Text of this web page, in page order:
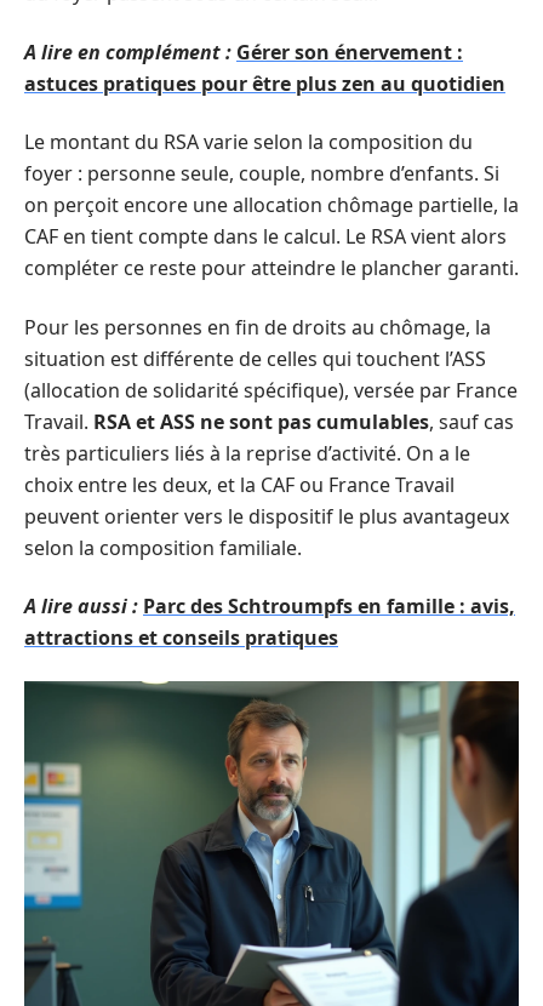
A lire en complément : Gérer son énervement :
astuces pratiques pour être plus zen au quotidien
Le montant du RSA varie selon la composition du
foyer : personne seule, couple, nombre d’enfants. Si
on perçoit encore une allocation chômage partielle, la
CAF en tient compte dans le calcul. Le RSA vient alors
compléter ce reste pour atteindre le plancher garanti.
Pour les personnes en fin de droits au chômage, la
situation est différente de celles qui touchent l’ASS
(allocation de solidarité spécifique), versée par France
Travail. RSA et ASS ne sont pas cumulables, sauf cas
très particuliers liés à la reprise d’activité. On a le
choix entre les deux, et la CAF ou France Travail
peuvent orienter vers le dispositif le plus avantageux
selon la composition familiale.
A lire aussi : Parc des Schtroumpfs en famille : avis,
attractions et conseils pratiques